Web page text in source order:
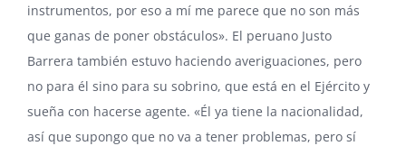
instrumentos, por eso a mí me parece que no son más
que ganas de poner obstáculos». El peruano Justo
Barrera también estuvo haciendo averiguaciones, pero
no para él sino para su sobrino, que está en el Ejército y
sueña con hacerse agente. «Él ya tiene la nacionalidad,
así que supongo que no va a tener problemas, pero sí